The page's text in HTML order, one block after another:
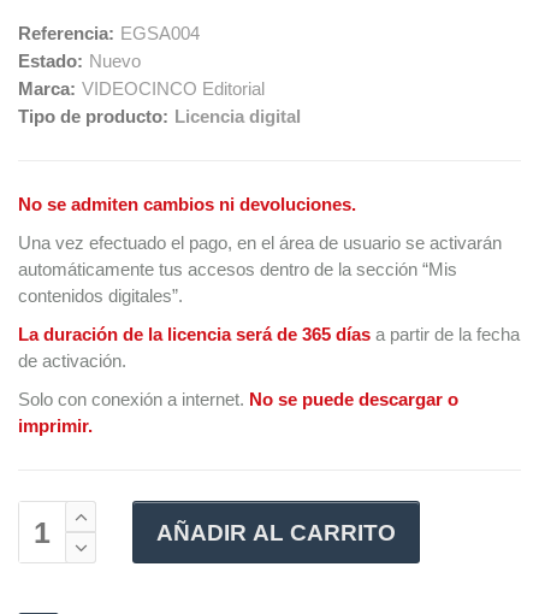
Referencia: EGSA004
Estado: Nuevo
Marca: VIDEOCINCO Editorial
Tipo de producto: Licencia digital
No se admiten cambios ni devoluciones.
Una vez efectuado el pago, en el área de usuario se activarán
automáticamente tus accesos dentro de la sección “Mis
contenidos digitales”.
La duración de la licencia será de 365 días a partir de la fecha
de activación.
Solo con conexión a internet. No se puede descargar o
imprimir.
AÑADIR AL CARRITO